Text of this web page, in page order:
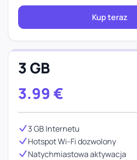
Kup teraz
3 GB
3.99 €
3 GB Internetu
Hotspot Wi-Fi dozwolony
Natychmiastowa aktywacja